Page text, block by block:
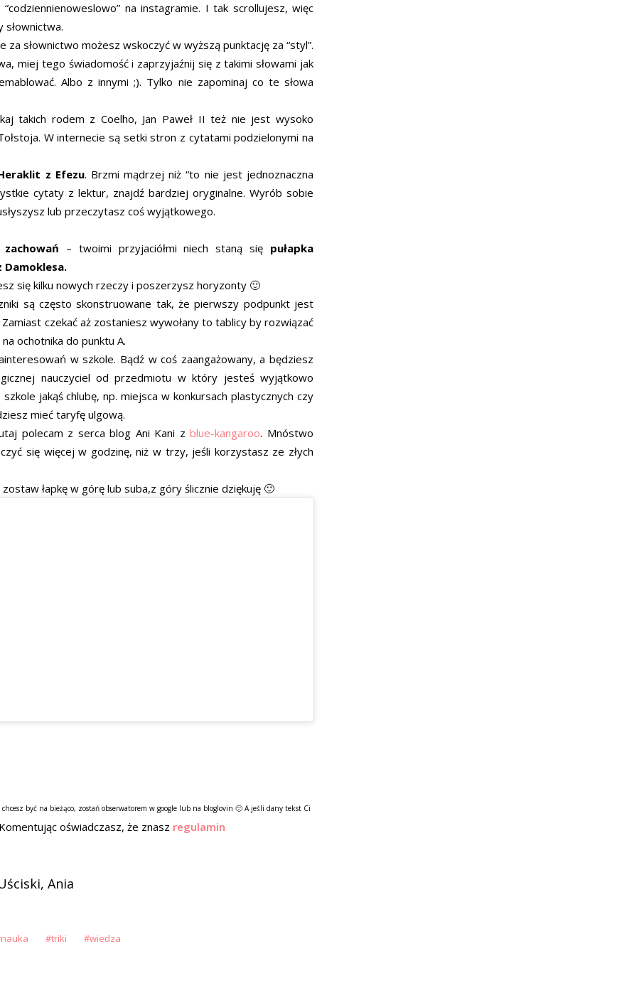
na instagramie. I tak scrollujesz, więc
słownictwo możesz wskoczyć w wyższą punktację za “styl”.
miej tego świadomość i zaprzyjaźnij się z takimi słowami jak
Albo z innymi ;). Tylko nie zapominaj co te słowa
takich rodem z Coelho, Jan Paweł II też nie jest wysoko
W internecie są setki stron z cytatami podzielonymi na
z Efezu. Brzmi mądrzej niż “to nie jest jednoznaczna
cytaty z lektur, znajdź bardziej oryginalne. Wyrób sobie
lub przeczytasz coś wyjątkowego.
– twoimi przyjaciółmi niech staną się pułapka
się kilku nowych rzeczy i poszerzysz horyzonty 🙂
są często skonstruowane tak, że pierwszy podpunkt jest
czekać aż zostaniesz wywołany to tablicy by rozwiązać
ochotnika do punktu A.
w szkole. Bądź w coś zaangażowany, a będziesz
nauczyciel od przedmiotu w który jesteś wyjątkowo
jakąś chlubę, np. miejsca w konkursach plastycznych czy
mieć taryfę ulgową.
polecam z serca blog Ani Kani zblue-kangaroo. Mnóstwo
się więcej w godzinę, niż w trzy, jeśli korzystasz ze złych
łapkę w górę lub suba,z góry ślicznie dziękuję 🙂
chcesz być na bieżąco, zostań obserwatorem w google lub na bloglovin 🙂 A jeśli dany tekst Ci
Komentując oświadczasz, że znasz regulamin
Ania
nauka triki wiedza